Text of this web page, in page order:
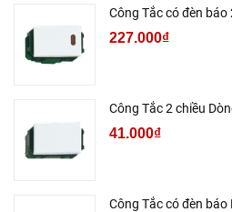
Công Tắc có đèn báo
227.000₫
Công Tắc 2 chiều
41.000₫
Công Tắc có đèn báo